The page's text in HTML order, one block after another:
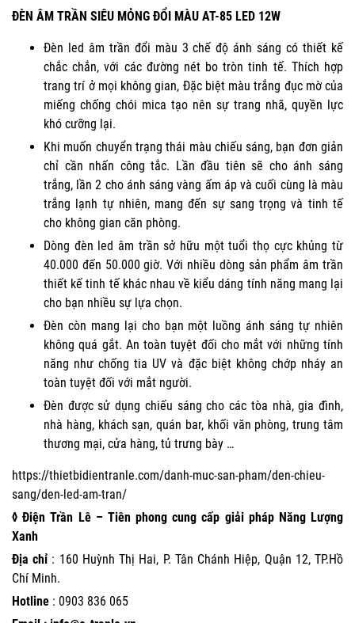
ĐÈN ÂM TRẦN SIÊU MỎNG ĐỔI MÀU AT-85 LED 12W
Đèn led âm trần đổi màu 3 chế độ ánh sáng có thiết kế
chắc chắn, với các đường nét bo tròn tinh tế. Thích hợp
trang trí ở mọi không gian, Đặc biệt màu trắng đục mờ của
miếng chống chói mica tạo nên sự trang nhã, quyền lực
khó cưỡng lại.
Khi muốn chuyển trạng thái màu chiếu sáng, bạn đơn giản
chỉ cần nhấn công tắc. Lần đầu tiên sẽ cho ánh sáng
trắng, lần 2 cho ánh sáng vàng ấm áp và cuối cùng là màu
trắng lạnh tự nhiên, mang đến sự sang trọng và tinh tế
cho không gian căn phòng.
Dòng đèn led âm trần sở hữu một tuổi thọ cực khủng từ
40.000 đến 50.000 giờ. Với nhiều dòng sản phẩm âm trần
thiết kế tinh tế khác nhau về kiểu dáng tính năng mang lại
cho bạn nhiều sự lựa chọn.
Đèn còn mang lại cho bạn một luồng ánh sáng tự nhiên
không quá gắt. An toàn tuyệt đối cho mắt với những tính
năng như chống tia UV và đặc biệt không chớp nháy an
toàn tuyệt đối với mắt người.
Đèn được sử dụng chiếu sáng cho các tòa nhà, gia đình,
nhà hàng, khách sạn, quán bar, khối văn phòng, trung tâm
thương mại, cửa hàng, tủ trưng bày …
https://thietbidientranle.com/danh-muc-san-pham/den-chieu-
sang/den-led-am-tran/
◊ Điện Trần Lê – Tiên phong cung cấp giải pháp Năng Lượng
Xanh
Địa chỉ : 160 Huỳnh Thị Hai, P. Tân Chánh Hiệp, Quận 12, TP.Hồ
Chí Minh.
Hotline : 0903 836 065